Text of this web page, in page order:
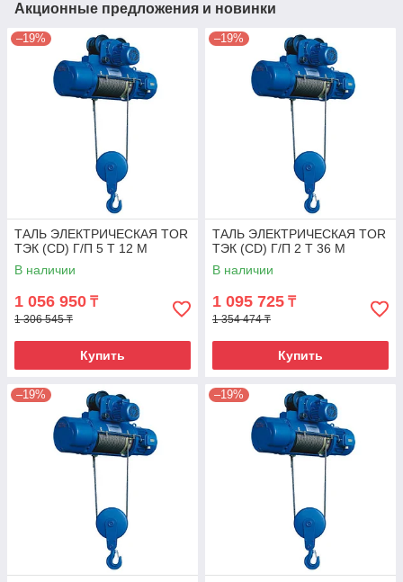
Акционные предложения и новинки
–19%
ТАЛЬ ЭЛЕКТРИЧЕСКАЯ TOR
ТЭК (CD) Г/П 5 Т 12 М
В наличии
1 056 950 ₸
1 306 545 ₸
Купить
–19%
ТАЛЬ ЭЛЕКТРИЧЕСКАЯ TOR
ТЭК (CD) Г/П 2 Т 36 М
В наличии
1 095 725 ₸
1 354 474 ₸
Купить
–19% –19%